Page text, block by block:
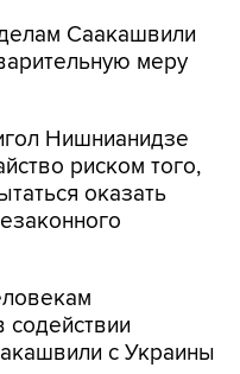
Саакашвили
меру
Нишнианидзе
риском того,
оказать
с Украины